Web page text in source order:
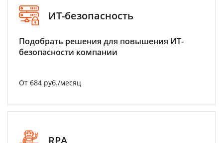
ИТ-безопасность
Подобрать решения для повышения ИТ-
безопасности компании
От 684 руб./месяц
RPA